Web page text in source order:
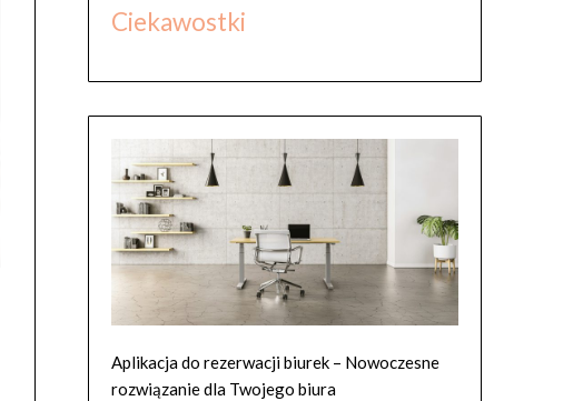
Ciekawostki
Aplikacja do rezerwacji biurek – Nowoczesne
rozwiązanie dla Twojego biura